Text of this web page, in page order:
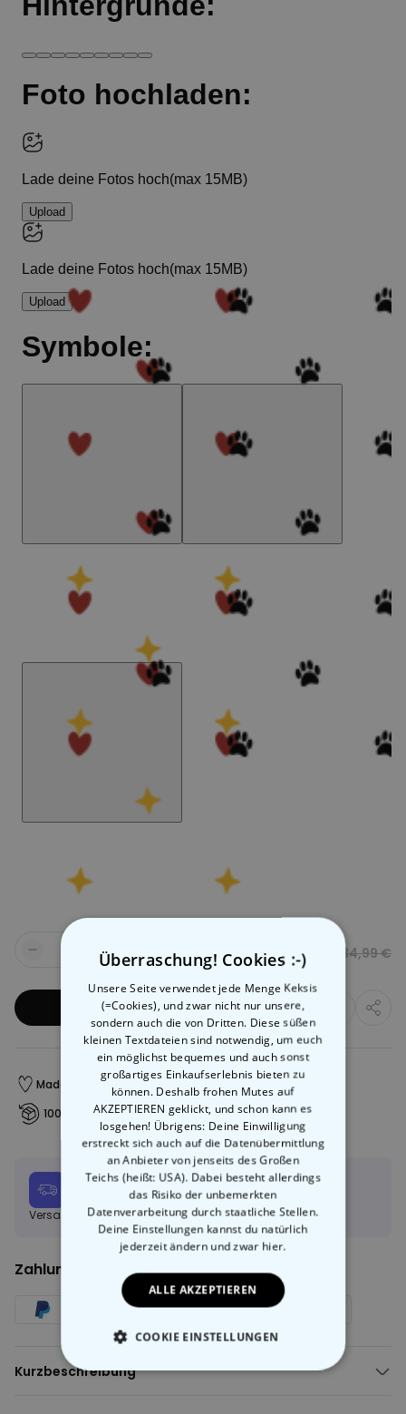
19,99 € 34,99 €
In den Warenkorb
Made in Austria
Schneller Versand
100 Tage Gratis-Rücksendung
Voraussichtliche Lieferung:
Mi, 12.08 – Do, 13.08
Versandkostenfrei ab 50€Mehr erfahren
Zahlungsarten:
Kurzbeschreibung
Überraschung! Cookies :-)
Unsere Seite verwendet jede Menge Keksis
(=Cookies), und zwar nicht nur unsere,
sondern auch die von Dritten. Diese süßen
kleinen Textdateien sind notwendig, um euch
ein möglichst bequemes und auch sonst
großartiges Einkaufserlebnis bieten zu
können. Deshalb frohen Mutes auf
AKZEPTIEREN geklickt, und schon kann es
losgehen! Übrigens: Deine Einwilligung
erstreckt sich auch auf die Datenübermittlung
an Anbieter von jenseits des Großen
Teichs (heißt: USA). Dabei besteht allerdings
das Risiko der unbemerkten
Datenverarbeitung durch staatliche Stellen.
Deine Einstellungen kannst du natürlich
jederzeit ändern und zwar hier.
ALLE AKZEPTIEREN
COOKIE EINSTELLUNGEN
ESSENTIELL